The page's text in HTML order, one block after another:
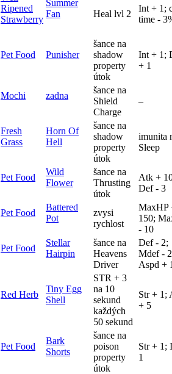
Ripened
Strawberry
Summer
Fan
Heal lvl 2
Int + 1;
time -
Pet Food Punisher
šance na
shadow
property
útok
Int + 1;
+ 1
Mochi zadna
šance na
Shield
Charge
–
Fresh
Grass
Horn Of
Hell
šance na
shadow
property
útok
imunita
Sleep
Pet Food
Wild
Flower
šance na
Thrusting
útok
Atk +
Def - 3
Pet Food
Battered
Pot
zvysi
rychlost
MaxHP
150;
- 10
Pet Food
Stellar
Hairpin
šance na
Heavens
Driver
Def - 2;
Mdef -
Aspd +
Red Herb
Tiny Egg
Shell
STR + 3
na 10
sekund
každých
50 sekund
Str + 1;
+ 5
Pet Food
Bark
Shorts
šance na
poison
property
útok
Str + 1;
1